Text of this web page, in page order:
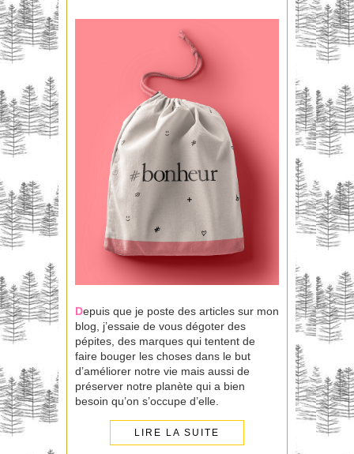
Depuis que je poste des articles sur mon
blog, j’essaie de vous dégoter des
pépites, des marques qui tentent de
faire bouger les choses dans le but
d’améliorer notre vie mais aussi de
préserver notre planète qui a bien
besoin qu’on s’occupe d’elle.
LIRE LA SUITE